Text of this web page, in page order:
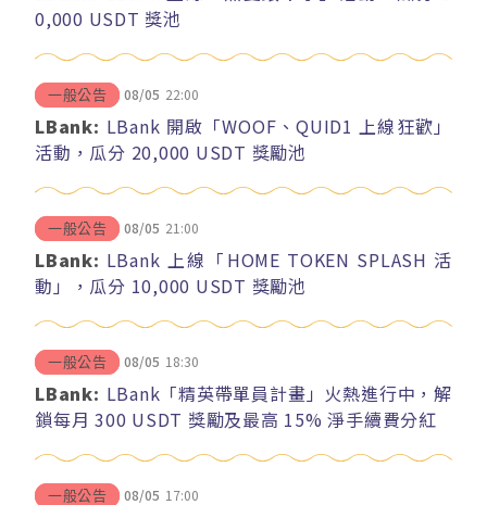
0,000 USDT 獎池
一般公告 08/05 22:00
LBank: LBank 開啟「WOOF、QUID1 上線狂歡」
活動，瓜分 20,000 USDT 獎勵池
一般公告 08/05 21:00
LBank: LBank 上線「HOME TOKEN SPLASH 活
動」，瓜分 10,000 USDT 獎勵池
一般公告 08/05 18:30
LBank: LBank「精英帶單員計畫」火熱進行中，解
鎖每月 300 USDT 獎勵及最高 15% 淨手續費分紅
一般公告 08/05 17:00